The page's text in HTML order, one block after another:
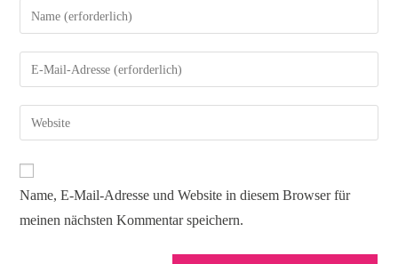
Name, E-Mail-Adresse und Website in diesem Browser für
meinen nächsten Kommentar speichern.